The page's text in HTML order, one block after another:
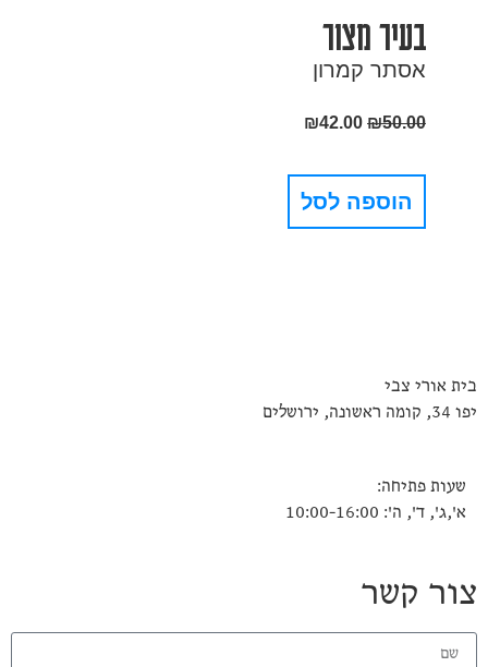
בעיר מצור
אסתר קמרון
₪50.00
₪42.00
הוספה לסל
בית אורי צבי
יפו 34, קומה ראשונה, ירושלים
שעות פתיחה:
א',ג', ד', ה': 10:00-16:00
צור קשר